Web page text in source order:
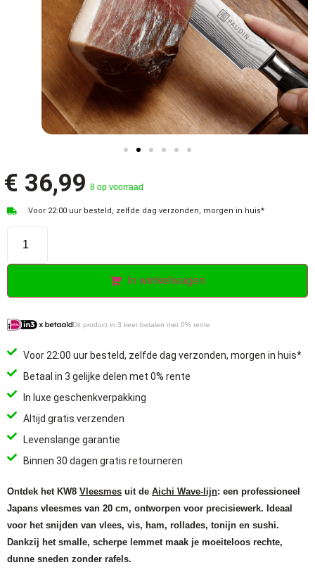
€ 36,99 8 op voorraad
Voor 22:00 uur besteld, zelfde dag verzonden, morgen in huis*
In winkelwagen
Dit product in 3 keer betalen met 0% rente
Voor 22:00 uur besteld, zelfde dag verzonden, morgen in huis*
Betaal in 3 gelijke delen met 0% rente
In luxe geschenkverpakking
Altijd gratis verzenden
Levenslange garantie
Binnen 30 dagen gratis retourneren
Ontdek het KW8 Vleesmes uit de Aichi Wave-lijn: een professioneel
Japans vleesmes van 20 cm, ontworpen voor precisiewerk. Ideaal
voor het snijden van vlees, vis, ham, rollades, tonijn en sushi.
Dankzij het smalle, scherpe lemmet maak je moeiteloos rechte,
dunne sneden zonder rafels.